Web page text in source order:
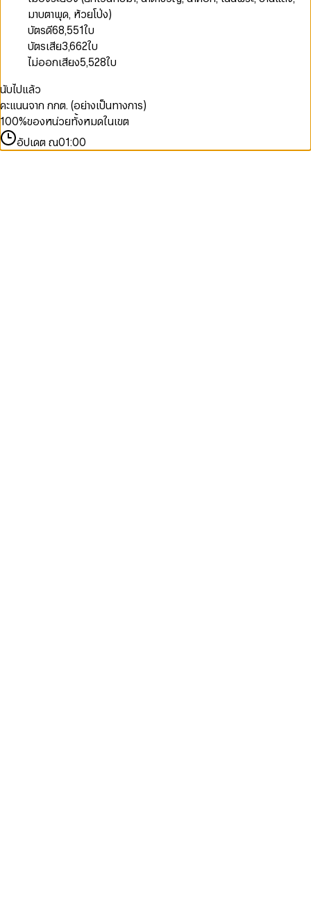
มาบตาพุด, ห้วยโป่ง)
บัตรดี68,551ใบ
บัตรเสีย3,662ใบ
ไม่ออกเสียง5,528ใบ
นับไปแล้ว
คะแนนจาก กกต. (อย่างเป็นทางการ)
100%ของหน่วยทั้งหมดในเขต
อัปเดต ณ01:00